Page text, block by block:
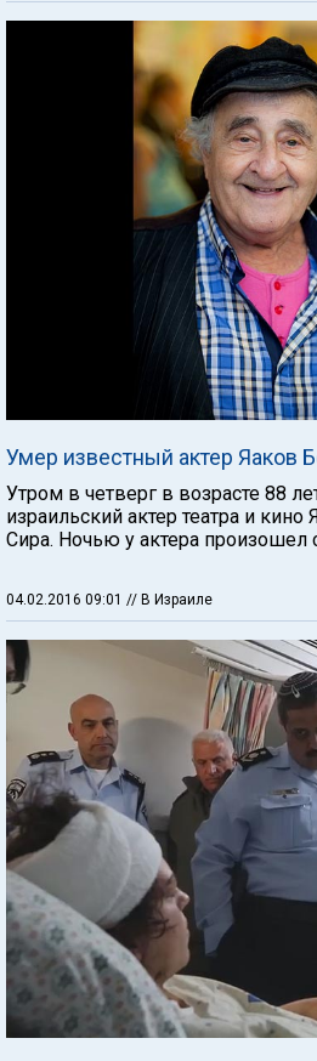
Умер известный актер Яаков
Утром в четверг в возрасте 88
израильский актер театра и
Сира. Ночью у актера произошел
04.02.2016 09:01 // В Израиле